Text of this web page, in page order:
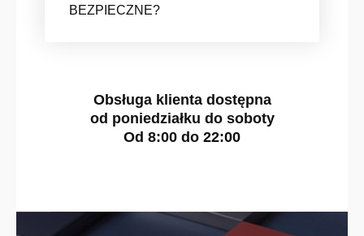
BEZPIECZNE?
Obsługa klienta dostępna
od poniedziałku do soboty
Od 8:00 do 22:00